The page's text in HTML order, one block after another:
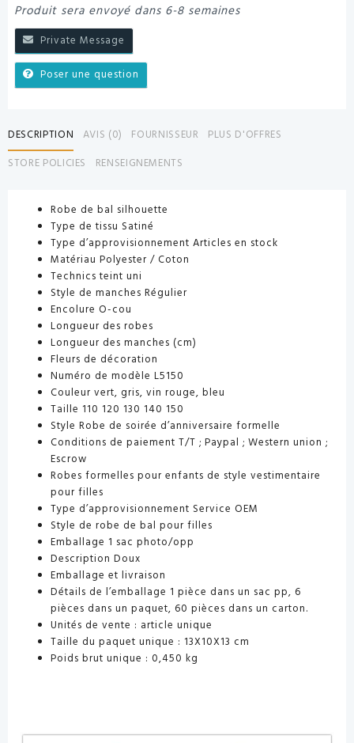
Produit sera envoyé dans 6-8 semaines
Private Message
Poser une question
DESCRIPTION AVIS (0) FOURNISSEUR
PLUS D'OFFRES
STORE POLICIES
RENSEIGNEMENTS
Robe de bal silhouette
Type de tissu Satiné
Type d’approvisionnement Articles en stock
Matériau Polyester / Coton
Technics teint uni
Style de manches Régulier
Encolure O-cou
Longueur des robes
Longueur des manches (cm)
Fleurs de décoration
Numéro de modèle L5150
Couleur vert, gris, vin rouge, bleu
Taille 110 120 130 140 150
Style Robe de soirée d’anniversaire formelle
Conditions de paiement T/T ; Paypal ; Western union ;
Escrow
Robes formelles pour enfants de style vestimentaire
pour filles
Type d’approvisionnement Service OEM
Style de robe de bal pour filles
Emballage 1 sac photo/opp
Description Doux
Emballage et livraison
Détails de l’emballage 1 pièce dans un sac pp, 6
pièces dans un paquet, 60 pièces dans un carton.
Unités de vente : article unique
Taille du paquet unique : 13X10X13 cm
Poids brut unique : 0,450 kg